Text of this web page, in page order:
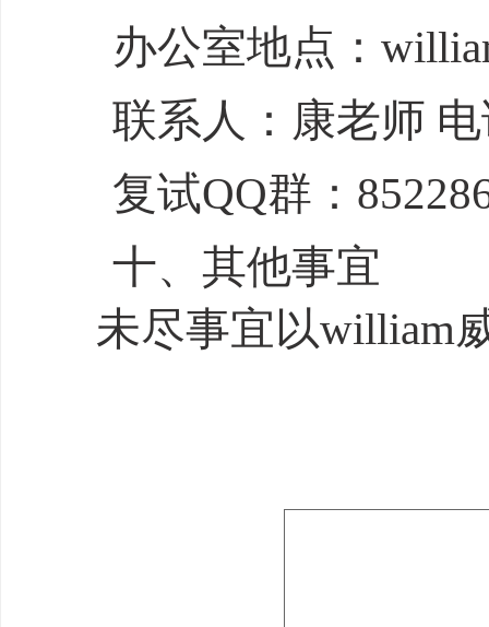
办公室地点：
联系人： 康老师
复试QQ群：
十、其他事宜
未尽事宜以william